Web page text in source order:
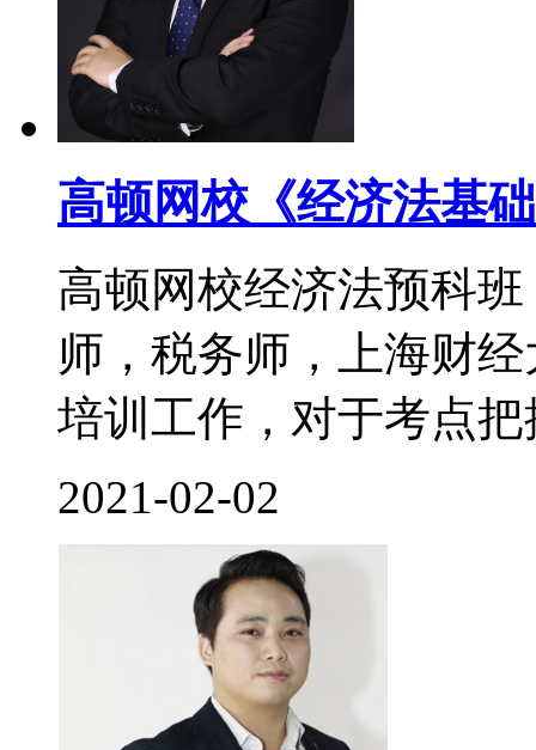
高顿网校《经济法基
高顿网校经济法预科
师，税务师，上海财
培训工作，对于考点
2021-02-02